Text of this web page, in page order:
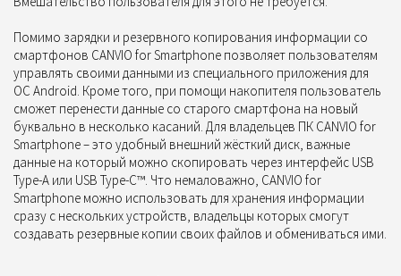
Помимо зарядки и резервного копирования информации со
смартфонов CANVIO for Smartphone позволяет пользователям
управлять своими данными из специального приложения для
ОС Android. Кроме того, при помощи накопителя пользователь
сможет перенести данные со старого смартфона на новый
буквально в несколько касаний. Для владельцев ПК CANVIO for
Smartphone – это удобный внешний жёсткий диск, важные
данные на который можно скопировать через интерфейс USB
Type-A или USB Type-C™. Что немаловажно, CANVIO for
Smartphone можно использовать для хранения информации
сразу с нескольких устройств, владельцы которых смогут
создавать резервные копии своих файлов и обмениваться ими.